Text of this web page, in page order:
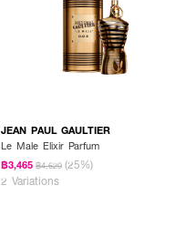
JEAN PAUL GAULTIER
Le Male Elixir Parfum
฿3,465 ฿4,620 (25%)
2 Variations